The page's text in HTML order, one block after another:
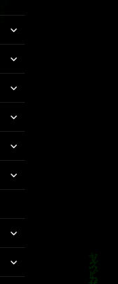
untermenü
öffnen
untermenü
öffnen
untermenü
öffnen
untermenü
öffnen
untermenü
öffnen
untermenü
öffnen
untermenü
öffnen
untermenü
öffnen